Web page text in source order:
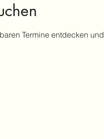
Termine entdecken